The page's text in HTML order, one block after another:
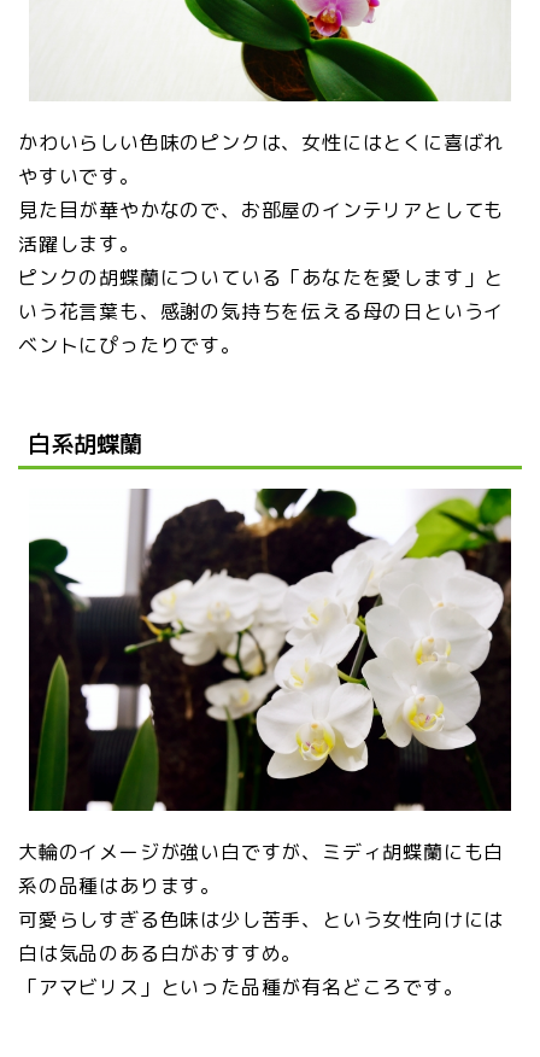
かわいらしい色味のピンクは、女性にはとくに喜ばれ
やすいです。
見た目が華やかなので、お部屋のインテリアとしても
活躍します。
ピンクの胡蝶蘭についている「あなたを愛します」と
いう花言葉も、感謝の気持ちを伝える母の日というイ
ベントにぴったりです。
白系胡蝶蘭
大輪のイメージが強い白ですが、ミディ胡蝶蘭にも白
系の品種はあります。
可愛らしすぎる色味は少し苦手、という女性向けには
白は気品のある白がおすすめ。
「アマビリス」といった品種が有名どころです。